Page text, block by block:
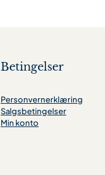
Betingelser
Personvernerklæring
Salgsbetingelser
Min konto